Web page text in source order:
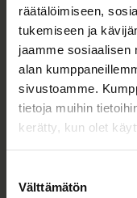
räätälöimiseen,
tukemiseen ja
jaamme sosiaalisen
alan
sivustoamme.
tietoja muihin
kerätty, kun olet
valinta
Välttämätön
TERVE JA HYVÄ